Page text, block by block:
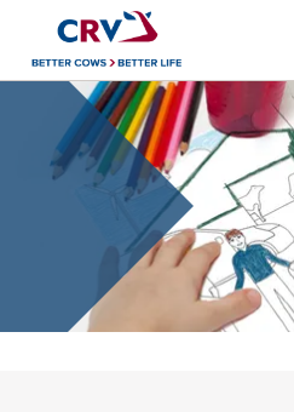
Knutsel-
doe-
dingen